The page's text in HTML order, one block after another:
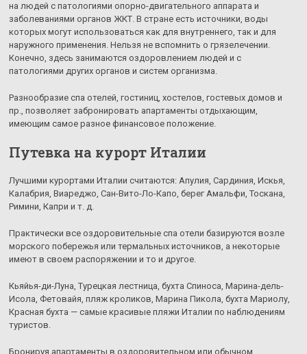
на людей с патологиями опорно-двигательного аппарата и
заболеваниями органов ЖКТ. В стране есть источники, воды
которых могут использоваться как для внутреннего, так и для
наружного применения. Нельзя не вспомнить о грязелечении.
Конечно, здесь занимаются оздоровлением людей и с
патологиями других органов и систем организма.
Разнообразие спа отелей, гостиниц, хостелов, гостевых домов и
пр., позволяет забронировать апартаменты отдыхающим,
имеющим самое разное финансовое положение.
Путевка на курорт Италии
Лучшими курортами Италии считаются: Апулия, Сардиния, Искья,
Калабрия, Виареджо, Сан-Вито-Ло-Капо, берег Амальфи, Тоскана,
Римини, Капри и т. д.
Практически все оздоровительные спа отели базируются возле
морского побережья или термальных источников, а некоторые
имеют в своем распоряжении и то и другое.
Кьяйья-ди-Луна, Турецкая лестница, бухта Спиноса, Марина-дель-
Исола, Фетовайя, пляж кроликов, Марина Пикола, бухта Мариолу,
Красная бухта — самые красивые пляжи Италии по наблюдениям
туристов.
Бронируя апартаменты в оздоровительном или обычном